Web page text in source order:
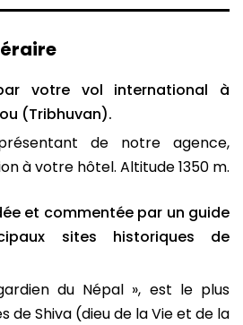
votre vol international à
(Tribhuvan).
de notre agence,
à votre hôtel. Altitude 1350 m.
et commentée par un guide
sites historiques de
du Népal », est le plus
de Shiva (dieu de la Vie et de la